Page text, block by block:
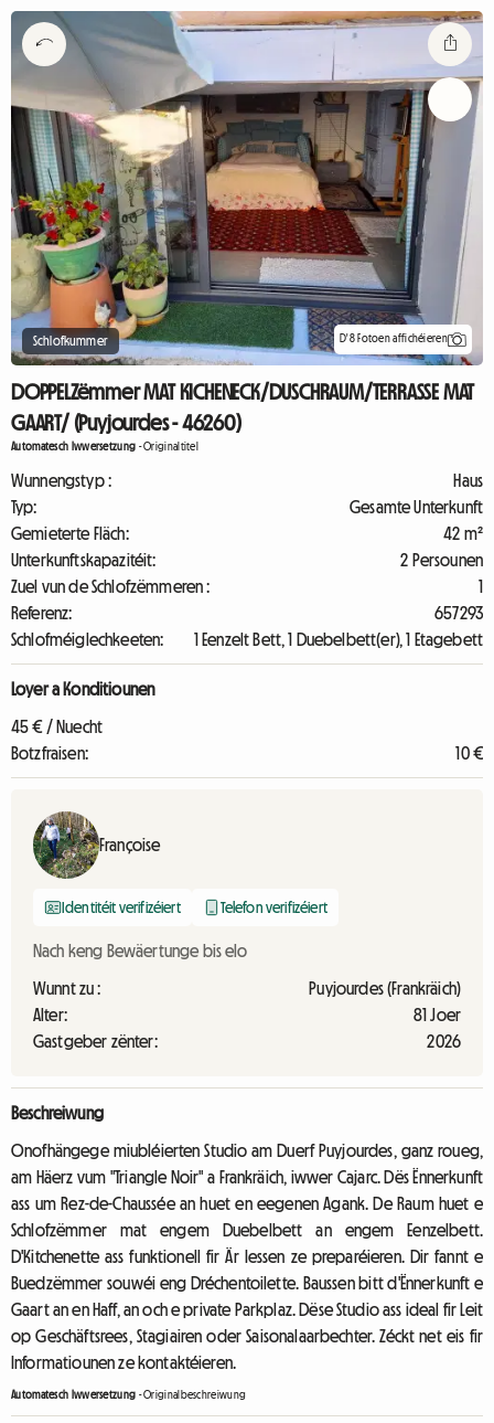
Schlofkummer D'8 Fotoen affichéieren
DOPPELZëmmer MAT KICHENECK/DUSCHRAUM/TERRASSE MAT
GAART/ (Puyjourdes - 46260)
Automatesch Iwwersetzung -Originaltitel
Wunnengstyp :
Haus
Typ:
Gesamte Unterkunft
Gemieterte Fläch:
42 m²
Unterkunftskapazitéit:
2 Persounen
Zuel vun de Schlofzëmmeren :
1
Referenz:
657293
Schlofméiglechkeeten:
1 Eenzelt Bett, 1 Duebelbett(er), 1 Etagebett
Loyer a Konditiounen
45 € / Nuecht
Botzfraisen:
10 €
Françoise
Identitéit verifizéiert Telefon verifizéiert
Nach keng Bewäertunge bis elo
Wunnt zu :
Puyjourdes (Frankräich)
Alter:
81 Joer
Gastgeber zënter:
2026
Beschreiwung
Onofhängege miubléierten Studio am Duerf Puyjourdes, ganz roueg,
am Häerz vum "Triangle Noir" a Frankräich, iwwer Cajarc. Dës Ënnerkunft
ass um Rez-de-Chaussée an huet en eegenen Agank. De Raum huet e
Schlofzëmmer mat engem Duebelbett an engem Eenzelbett.
D'Kitchenette ass funktionell fir Är Iessen ze preparéieren. Dir fannt e
Buedzëmmer souwéi eng Dréchentoilette. Baussen bitt d'Ënnerkunft e
Gaart an en Haff, an och e private Parkplaz. Dëse Studio ass ideal fir Leit
op Geschäftsrees, Stagiairen oder Saisonalaarbechter. Zéckt net eis fir
Informatiounen ze kontaktéieren.
Automatesch Iwwersetzung -Originalbeschreiwung